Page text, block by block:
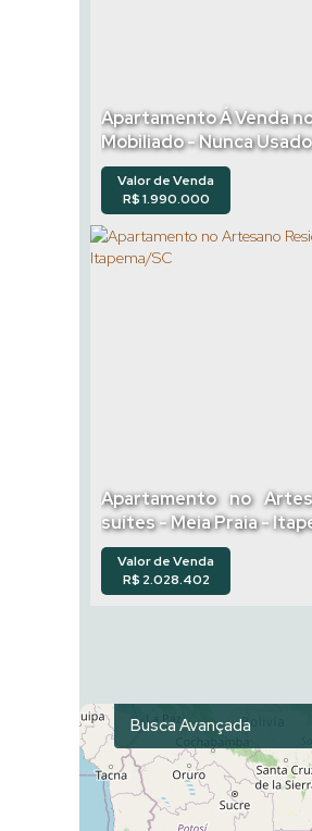
Apartamento Á Venda
Mobiliado - Nunca Usado
R$1.990.000
Valor de Venda
Apartamento no
suítes - Meia Praia -
R$ 2.028.402
Valor de Venda
Busca Avançada